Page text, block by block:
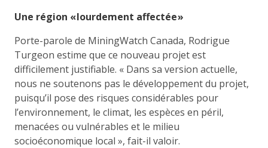
Une région « lourdement affectée »
Porte-parole de MiningWatch Canada, Rodrigue
Turgeon estime que ce nouveau projet est
difficilement justifiable. « Dans sa version actuelle,
nous ne soutenons pas le développement du projet,
puisqu’il pose des risques considérables pour
l’environnement, le climat, les espèces en péril,
menacées ou vulnérables et le milieu
socioéconomique local », fait-il valoir.